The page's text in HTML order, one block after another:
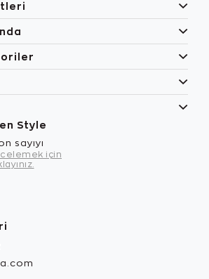
Style
sayıyı
için